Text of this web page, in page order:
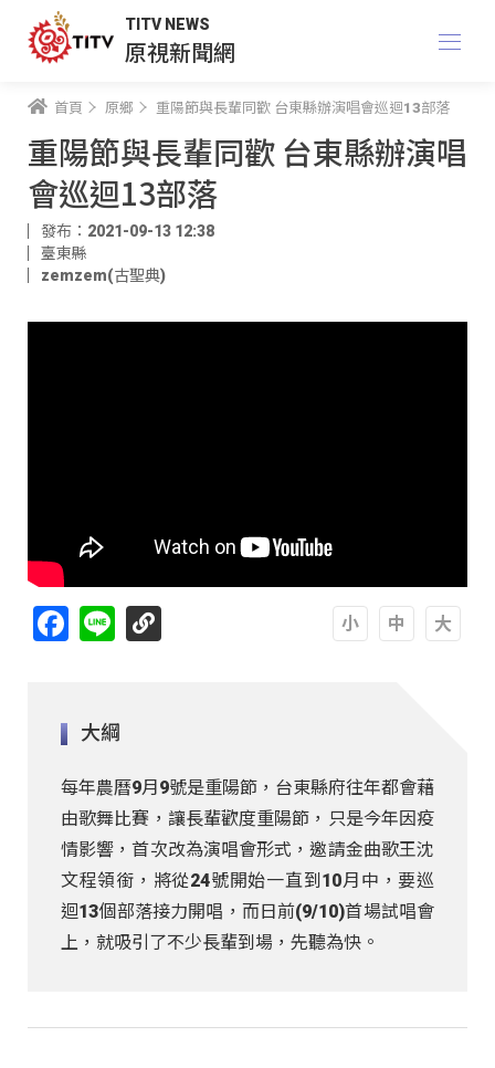
TITV NEWS
原視新聞網
首頁 原鄉 重陽節與長輩同歡 台東縣辦演唱會巡迴13部落
重陽節與長輩同歡 台東縣辦演唱
會巡迴13部落
發布：2021-09-13 12:38
臺東縣
zemzem(古聖典)
Facebook
Line
大綱
每年農曆9月9號是重陽節，台東縣府往年都會藉
由歌舞比賽，讓長輩歡度重陽節，只是今年因疫
情影響，首次改為演唱會形式，邀請金曲歌王沈
文程領銜，將從24號開始一直到10月中，要巡
迴13個部落接力開唱，而日前(9/10)首場試唱會
上，就吸引了不少長輩到場，先聽為快。